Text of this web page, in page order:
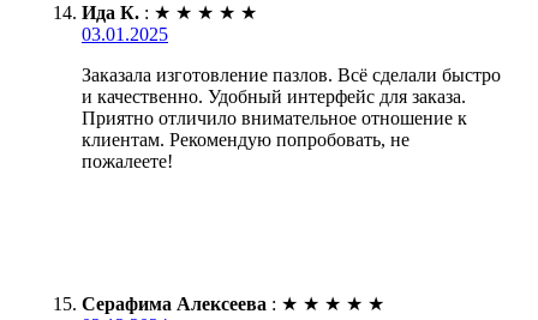
Ида К. : ★ ★ ★ ★ ★
03.01.2025
Заказала изготовление пазлов. Всё сделали быстро
и качественно. Удобный интерфейс для заказа.
Приятно отличило внимательное отношение к
клиентам. Рекомендую попробовать, не
пожалеете!
Серафима Алексеева : ★ ★ ★ ★ ★